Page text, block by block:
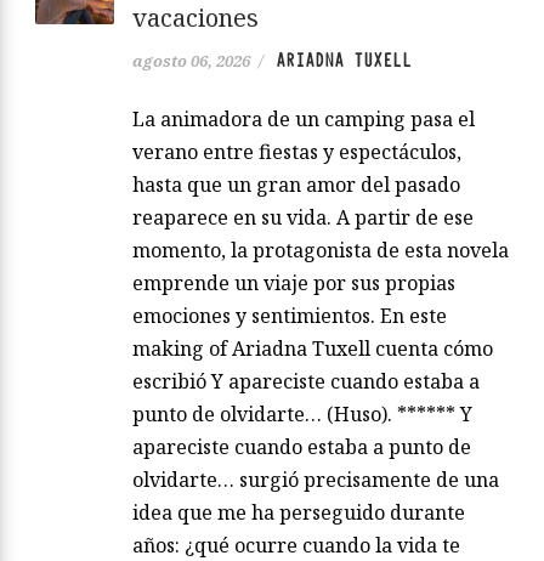
vacaciones
agosto 06, 2026 / ARIADNA TUXELL
La animadora de un camping pasa el
verano entre fiestas y espectáculos,
hasta que un gran amor del pasado
reaparece en su vida. A partir de ese
momento, la protagonista de esta novela
emprende un viaje por sus propias
emociones y sentimientos. En este
making of Ariadna Tuxell cuenta cómo
escribió Y apareciste cuando estaba a
punto de olvidarte… (Huso). ****** Y
apareciste cuando estaba a punto de
olvidarte… surgió precisamente de una
idea que me ha perseguido durante
años: ¿qué ocurre cuando la vida te